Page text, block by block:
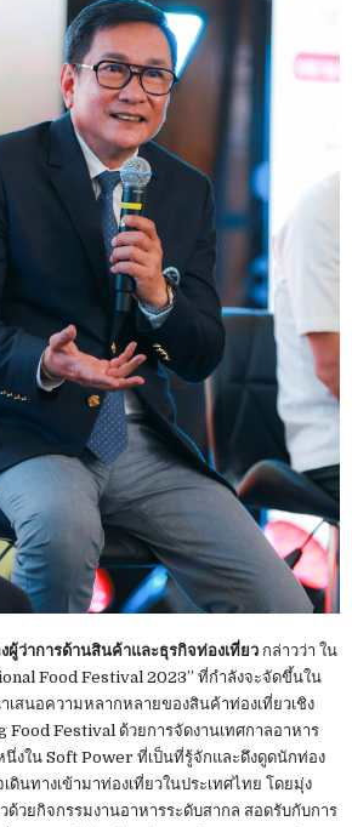
ว่าการด้านสินค้าและธุรกิจท่องเที่ยว กล่าวว่า ใน
Food Festival 2023” ที่กำลังจะจัดขึ้นใน
เสนอความหลากหลายของสินค้าท่องเที่ยวเชิง
Food Festival ด้วยการจัดงานเทศกาลอาหาร
งใน Soft Power ที่เป็นที่รู้จักและดึงดูดนักท่อง
ดินทางเข้ามาท่องเที่ยวในประเทศไทย โดยมุ่ง
ด้วยกิจกรรมงานอาหารระดับสากล สอดรับกับการ